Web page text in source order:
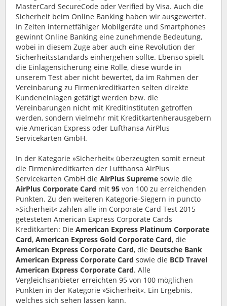
MasterCard SecureCode oder Verified by Visa. Auch die
Sicherheit beim Online Banking haben wir ausgewertet.
In Zeiten internetfähiger Mobilgeräte und Smartphones
gewinnt Online Banking eine zunehmende Bedeutung,
wobei in diesem Zuge aber auch eine Revolution der
Sicherheitsstandards einhergehen sollte. Ebenso spielt
die Einlagensicherung eine Rolle, diese wurde in
unserem Test aber nicht bewertet, da im Rahmen der
Vereinbarung zu Firmenkreditkarten selten direkte
Kundeneinlagen getätigt werden bzw. die
Vereinbarungen nicht mit Kreditinstituten getroffen
werden, sondern vielmehr mit Kreditkartenherausgebern
wie American Express oder Lufthansa AirPlus
Servicekarten GmbH.
In der Kategorie »Sicherheit« überzeugten somit erneut
die Firmenkreditkarten der Lufthansa AirPlus
Servicekarten GmbH die AirPlus Supreme sowie die
AirPlus Corporate Card mit 95 von 100 zu erreichenden
Punkten. Zu den weiteren Kategorie-Siegern in puncto
»Sicherheit« zählen alle im Corporate Card Test 2015
getesteten American Express Corporate Cards
Kreditkarten: Die American Express Platinum Corporate
Card, American Express Gold Corporate Card, die
American Express Corporate Card, die Deutsche Bank
American Express Corporate Card sowie die BCD Travel
American Express Corporate Card. Alle
Vergleichsanbieter erreichten 95 von 100 möglichen
Punkten in der Kategorie »Sicherheit«. Ein Ergebnis,
welches sich sehen lassen kann.